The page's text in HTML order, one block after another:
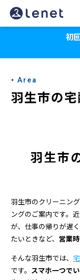
羽
生
の
ク
リ
＆
宅
配
ク
リ
初
Area
羽生市の
羽生市
羽生市のクリーニング
ングのご案内です。
が、仕事の帰りが遅
たいときなど、 営業
そんな羽生市では、
です。 スマホ一つで